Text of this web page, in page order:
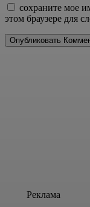
сохраните мое
этом браузере для
Реклама